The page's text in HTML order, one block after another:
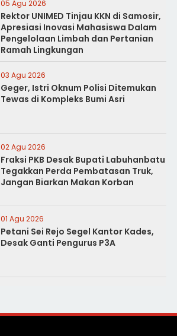
05 Agu 2026
Rektor UNIMED Tinjau KKN di Samosir,
Apresiasi Inovasi Mahasiswa Dalam
Pengelolaan Limbah dan Pertanian
Ramah Lingkungan
03 Agu 2026
Geger, Istri Oknum Polisi Ditemukan
Tewas di Kompleks Bumi Asri
02 Agu 2026
Fraksi PKB Desak Bupati Labuhanbatu
Tegakkan Perda Pembatasan Truk,
Jangan Biarkan Makan Korban
01 Agu 2026
Petani Sei Rejo Segel Kantor Kades,
Desak Ganti Pengurus P3A